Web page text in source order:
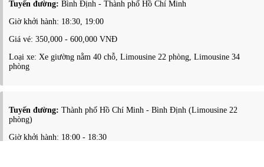
Tuyến đường: Bình Định - Thành phố Hồ Chí Minh
Giờ khởi hành: 18:30, 19:00
Giá vé: 350,000 - 600,000 VNĐ
Loại xe: Xe giường nằm 40 chỗ, Limousine 22 phòng, Limousine 34
phòng
Tuyến đường: Thành phố Hồ Chí Minh - Bình Định (Limousine 22
phòng)
Giờ khởi hành: 18:00 - 18:30